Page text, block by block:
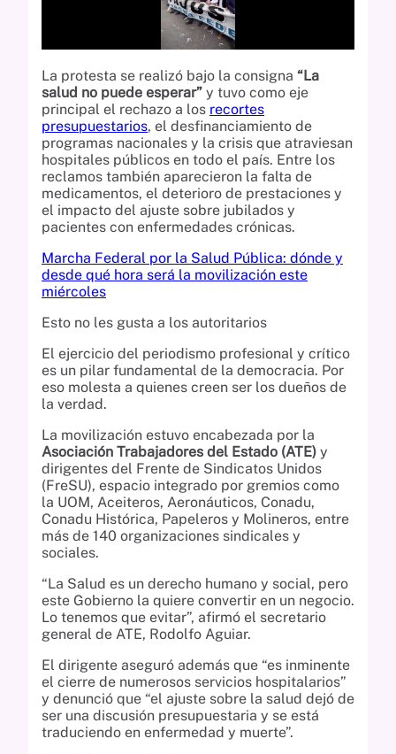
La protesta se realizó bajo la consigna “La
salud no puede esperar” y tuvo como eje
principal el rechazo a los recortes
presupuestarios, el desfinanciamiento de
programas nacionales y la crisis que atraviesan
hospitales públicos en todo el país. Entre los
reclamos también aparecieron la falta de
medicamentos, el deterioro de prestaciones y
el impacto del ajuste sobre jubilados y
pacientes con enfermedades crónicas.
Marcha Federal por la Salud Pública: dónde y
desde qué hora será la movilización este
miércoles
Esto no les gusta a los autoritarios
El ejercicio del periodismo profesional y crítico
es un pilar fundamental de la democracia. Por
eso molesta a quienes creen ser los dueños de
la verdad.
La movilización estuvo encabezada por la
Asociación Trabajadores del Estado (ATE) y
dirigentes del Frente de Sindicatos Unidos
(FreSU), espacio integrado por gremios como
la UOM, Aceiteros, Aeronáuticos, Conadu,
Conadu Histórica, Papeleros y Molineros, entre
más de 140 organizaciones sindicales y
sociales.
“La Salud es un derecho humano y social, pero
este Gobierno la quiere convertir en un negocio.
Lo tenemos que evitar”, afirmó el secretario
general de ATE, Rodolfo Aguiar.
El dirigente aseguró además que “es inminente
el cierre de numerosos servicios hospitalarios”
y denunció que “el ajuste sobre la salud dejó de
ser una discusión presupuestaria y se está
traduciendo en enfermedad y muerte”.